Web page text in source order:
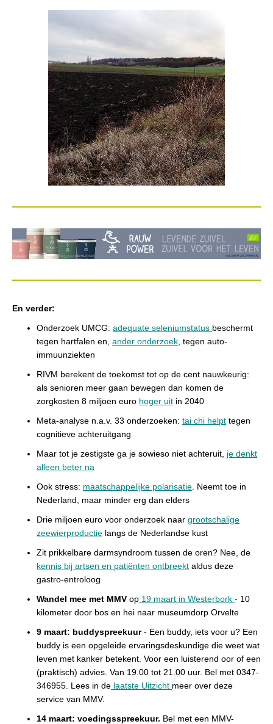
En verder:
Onderzoek UMCG: adequate seleniumstatus beschermt
tegen hartfalen en, ander onderzoek , tegen auto-
immuunziekten
RIVM berekent de toekomst tot op de cent nauwkeurig:
als senioren meer gaan bewegen dan komen de
zorgkosten 8 miljoen euro hoger uit in 2040
Meta-analyse n.a.v. 33 onderzoeken: tai chi helpt tegen
cognitieve achteruitgang
Maar tot je zestigste ga je sowieso niet achteruit, je denkt
alleen beter na
Ook stress: maatschappelijke polarisatie . Neemt toe in
Nederland, maar minder erg dan elders
Drie miljoen euro voor onderzoek naar grootschalige
zeewierproductie langs de Nederlandse kust
Zit prikkelbare darmsyndroom tussen de oren? Nee, de
kennis bij artsen en patiënten ontbreekt aldus deze
gastro-entroloog
Wandel mee met MMV op 19 maart in Westerbork - 10
kilometer door bos en hei naar museumdorp Orvelte
9 maart: buddyspreekuur- Een buddy, iets voor u? Een
buddy is een opgeleide ervaringsdeskundige die weet wat
leven met kanker betekent. Voor een luisterend oor of een
(praktisch) advies. Van 19.00 tot 21.00 uur. Bel met 0347-
346955. Lees in de laatste Uitzicht meer over deze
service van MMV.
14 maart: voedingsspreekuur. Bel met een MMV-